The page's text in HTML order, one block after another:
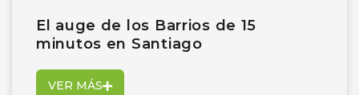
El auge de los Barrios de 15
minutos en Santiago
VER MÁS